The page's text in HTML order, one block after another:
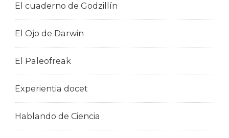
El cuaderno de Godzillín
El Ojo de Darwin
El Paleofreak
Experientia docet
Hablando de Ciencia